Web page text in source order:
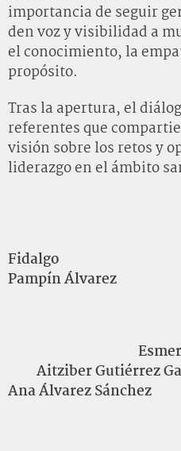
importancia de seguir
den voz y visibilidad a
el conocimiento, la
propósito.
Tras la apertura, el
referentes que
visión sobre los retos y
liderazgo en el ámbito
Marian
Pampín Álvarez
Aitziber Gutiérrez
Ana Álvarez Sánchez